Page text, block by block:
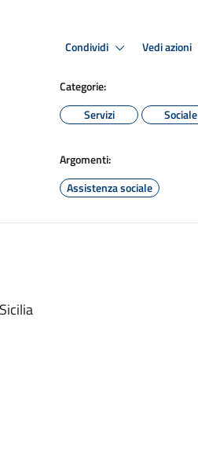
Condividi Vedi azioni
Categorie:
Servizi
Sociale
Argomenti:
Assistenza sociale